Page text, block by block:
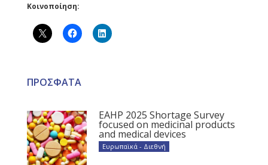
Κοινοποίηση:
ΠΡΟΣΦΑΤΑ
EAHP 2025 Shortage Survey
focused on medicinal products
and medical devices
Ευρωπαϊκά - Διεθνή